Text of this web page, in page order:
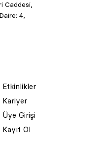
Caddesi,
4,
Etkinlikler
Kariyer
Üye Girişi
Kayıt Ol